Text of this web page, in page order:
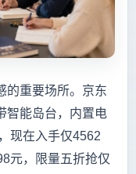
的重要场所。京东
智能岛台，内置电
现在入手仅4562
元，限量五折抢仅